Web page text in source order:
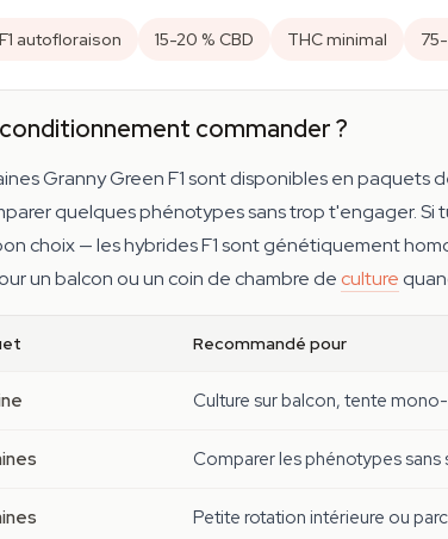
autofloraison 15-20 % CBD THC minimal
commander ?
Granny Green F1 sont disponibles en
quelques phénotypes sans trop t'engager.
choix — les hybrides F1 sont génétiquement
un balcon ou un coin de chambre de culture
Recommandé pour
Culture sur balcon, tente
Comparer les phénotypes sans
Petite rotation intérieure ou